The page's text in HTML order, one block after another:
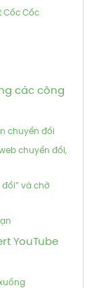
Cốc Cốc
các công
chuyển đổi
chuyển đổi,
đổi” và chờ
YouTube